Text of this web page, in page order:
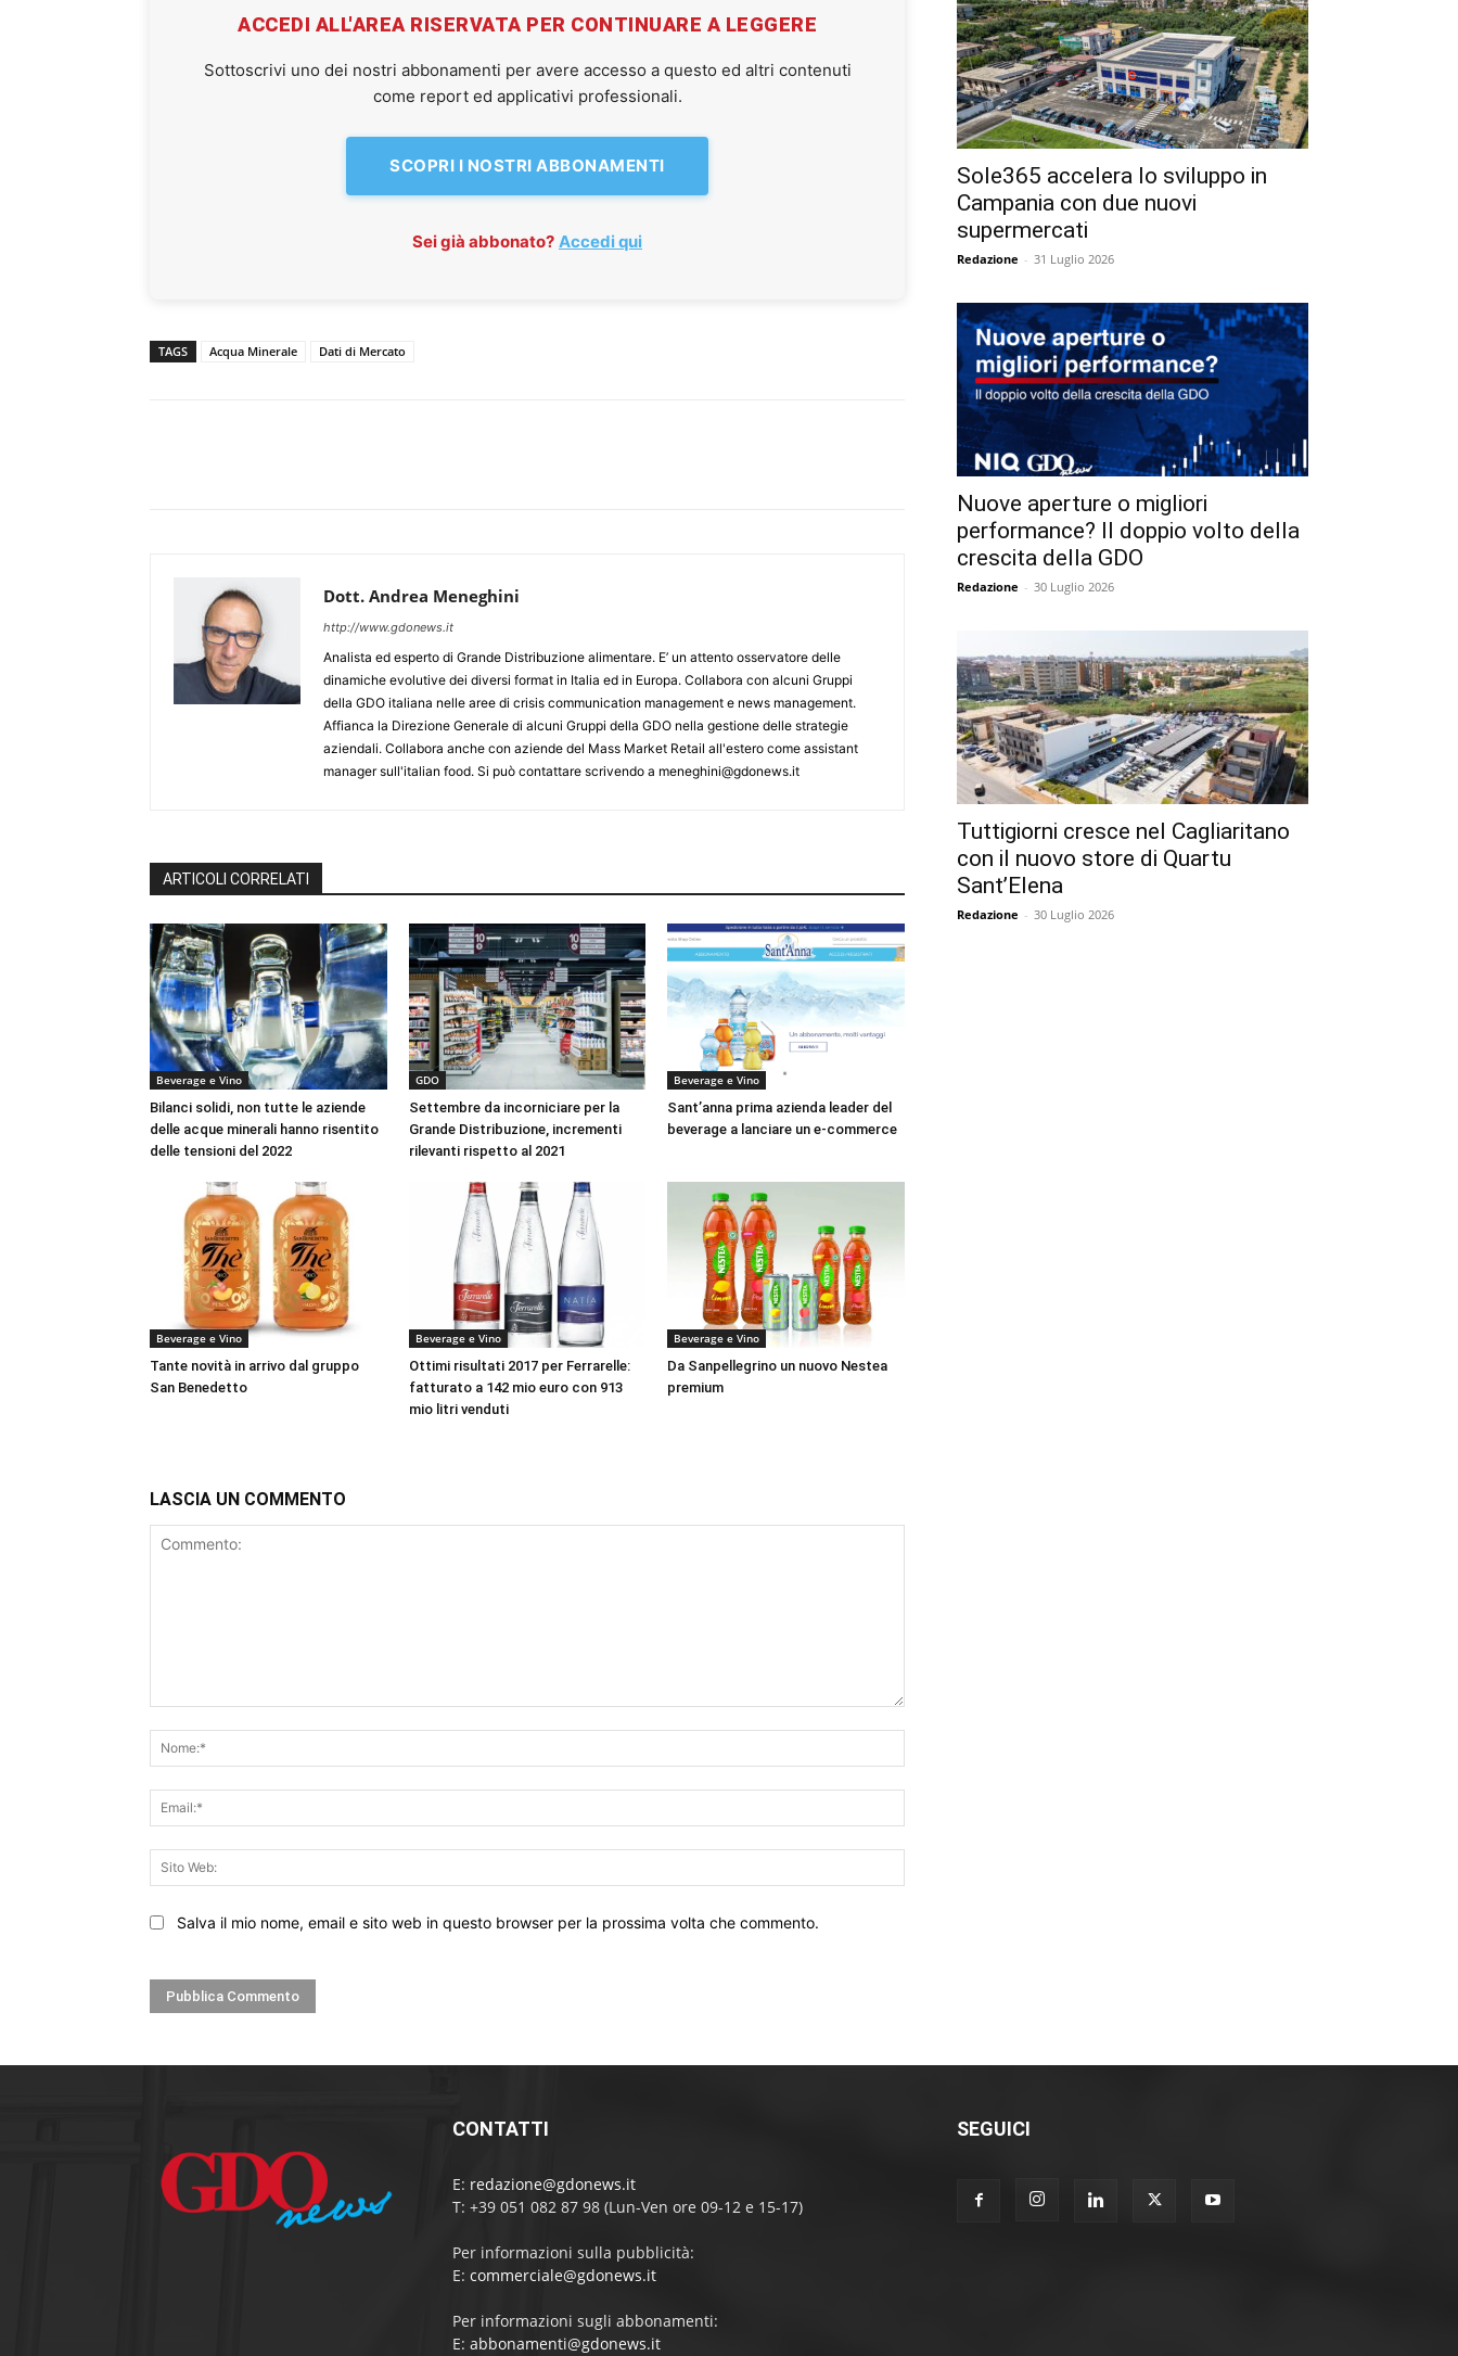
ACCEDI ALL'AREA RISERVATA PER CONTINUARE A LEGGERE
Sottoscrivi uno dei nostri abbonamenti per avere accesso a questo ed altri contenuti
come report ed applicativi professionali.
SCOPRI I NOSTRI ABBONAMENTI
Sei già abbonato? Accedi qui
TAGS Acqua Minerale Dati di Mercato
Dott. Andrea Meneghini
http://www.gdonews.it
Analista ed esperto di Grande Distribuzione alimentare. E’ un attento osservatore delle
dinamiche evolutive dei diversi format in Italia ed in Europa. Collabora con alcuni Gruppi
della GDO italiana nelle aree di crisis communication management e news management.
Affianca la Direzione Generale di alcuni Gruppi della GDO nella gestione delle strategie
aziendali. Collabora anche con aziende del Mass Market Retail all'estero come assistant
manager sull'italian food. Si può contattare scrivendo a meneghini@gdonews.it
ARTICOLI CORRELATI
Beverage e Vino
Bilanci solidi, non tutte le aziende
delle acque minerali hanno risentito
delle tensioni del 2022
GDO
Settembre da incorniciare per la
Grande Distribuzione, incrementi
rilevanti rispetto al 2021
Beverage e Vino
Sant’anna prima azienda leader del
beverage a lanciare un e-commerce
Beverage e Vino
Tante novità in arrivo dal gruppo
San Benedetto
Beverage e Vino
Ottimi risultati 2017 per Ferrarelle:
fatturato a 142 mio euro con 913
mio litri venduti
Beverage e Vino
Da Sanpellegrino un nuovo Nestea
premium
LASCIA UN COMMENTO
Web:
Salva il mio nome, email e sito web in questo browser per la prossima volta che commento.
Sole365 accelera lo sviluppo in
Campania con due nuovi
supermercati
Redazione - 31 Luglio 2026
Nuove aperture o migliori
performance? Il doppio volto della
crescita della GDO
Redazione - 30 Luglio 2026
Tuttigiorni cresce nel Cagliaritano
con il nuovo store di Quartu
Sant’Elena
Redazione - 30 Luglio 2026
CONTATTI
E: redazione@gdonews.it
T: +39 051 082 87 98 (Lun-Ven ore 09-12 e 15-17)
Per informazioni sulla pubblicità:
E: commerciale@gdonews.it
Per informazioni sugli abbonamenti:
E: abbonamenti@gdonews.it
SEGUICI